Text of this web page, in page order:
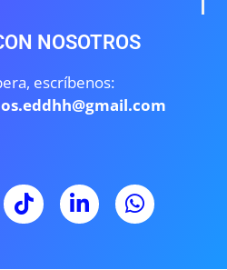
NOSOTROS
escríbenos: